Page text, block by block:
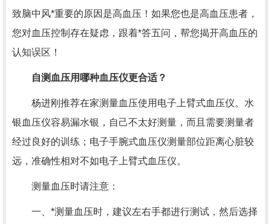
致脑中风*重要的原因是高血压！如果您也是高血压患者，
您对血压控制存在疑虑，跟着*答五问，帮您揭开高血压的
认知误区！
自测血压用哪种血压仪更合适？
杨进刚推荐在家测量血压使用电子上臂式血压仪。水
银血压仪容易漏水银，自己不太好测量，而且需要测量者
经过良好的训练；电子手腕式血压仪测量部位距离心脏较
远，准确性相对不如电子上臂式血压仪。
测量血压时请注意：
一、*测量血压时，建议左右手都进行测试，然后选择